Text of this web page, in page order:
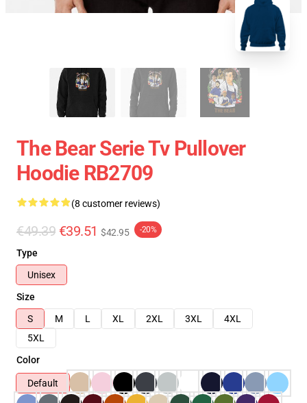
The Bear Serie Tv Pullover
Hoodie RB2709
(8 customer reviews)
€49.39 €39.51 $42.95 -20%
Type
Unisex
Size
S
M L XL 2XL 3XL
4XL
5XL
Color
Default